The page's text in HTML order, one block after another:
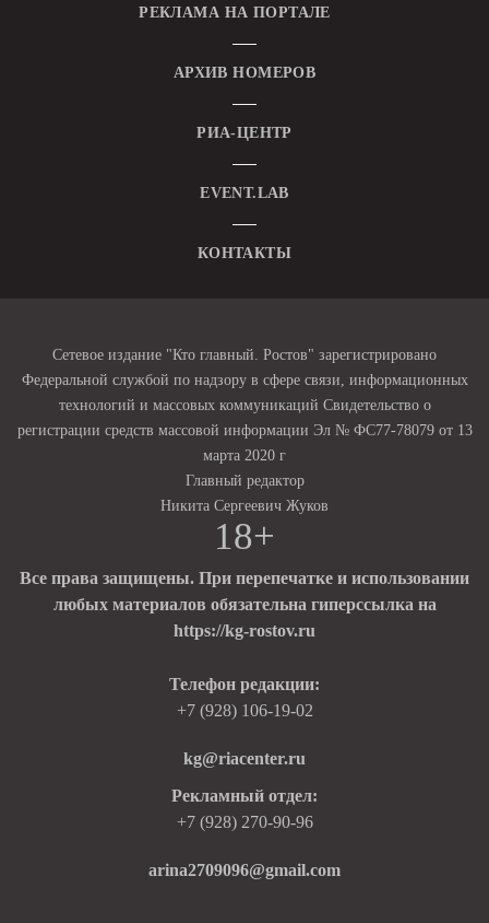
РЕКЛАМА НА ПОРТАЛЕ
АРХИВ НОМЕРОВ
РИА-ЦЕНТР
EVENT.LAB
КОНТАКТЫ
Сетевое издание "Кто главный. Ростов" зарегистрировано
Федеральной службой по надзору в сфере связи, информационных
технологий и массовых коммуникаций Свидетельство о
регистрации средств массовой информации Эл № ФС77-78079 от 13
марта 2020 г
Главный редактор
Никита Сергеевич Жуков
18+
Все права защищены. При перепечатке и использовании
любых материалов обязательна гиперссылка на
https://kg-rostov.ru
Телефон редакции:
+7 (928) 106-19-02
kg@riacenter.ru
Рекламный отдел:
+7 (928) 270-90-96
arina2709096@gmail.com